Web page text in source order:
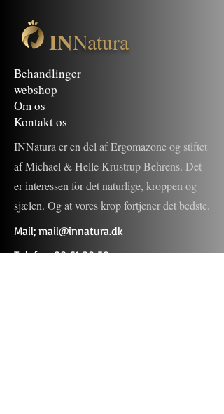
INNatura
Behandlinger
webshop
Om os
Kontakt os
INNatura er en del af Ergomazone og stiftet
af Michael & Helle Krustrup Behrens. Det
er interessen for det naturlige, kroppen og
sjælen. Og at vores krop fortjener det bedste.
Mail; mail@innatura.dk
Telefon;20 61 39 58